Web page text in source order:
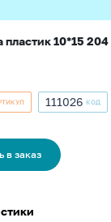
пластик 10*15
Артикул
111026 КОД
в заказ